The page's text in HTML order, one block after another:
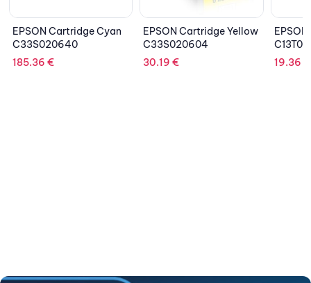
EPSON Cartridge Yellow
C33S020604
30.19€
EPSON Ink Bottle Black
C13T00Q140
19.36€